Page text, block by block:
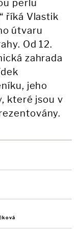
perlu
říká Vlastik
útvaru
Od 12.
zahrada
jeho
které jsou v